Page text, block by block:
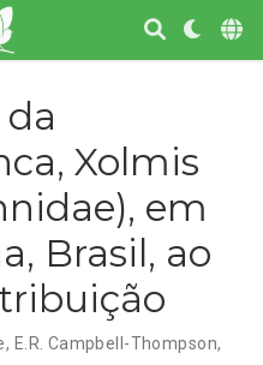
Xolmis
em
Brasil, ao
, E.R. Campbell-Thompson,